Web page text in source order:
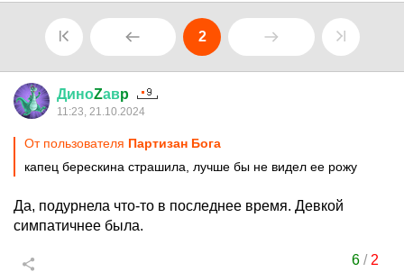
2
ДиноZавp
11:23, 21.10.2024
От пользователя Партизан Бога
капец берескина страшила, лучше бы не видел ее рожу
Да, подурнела что-то в последнее время. Девкой
симпатичнее была.
6/ 2